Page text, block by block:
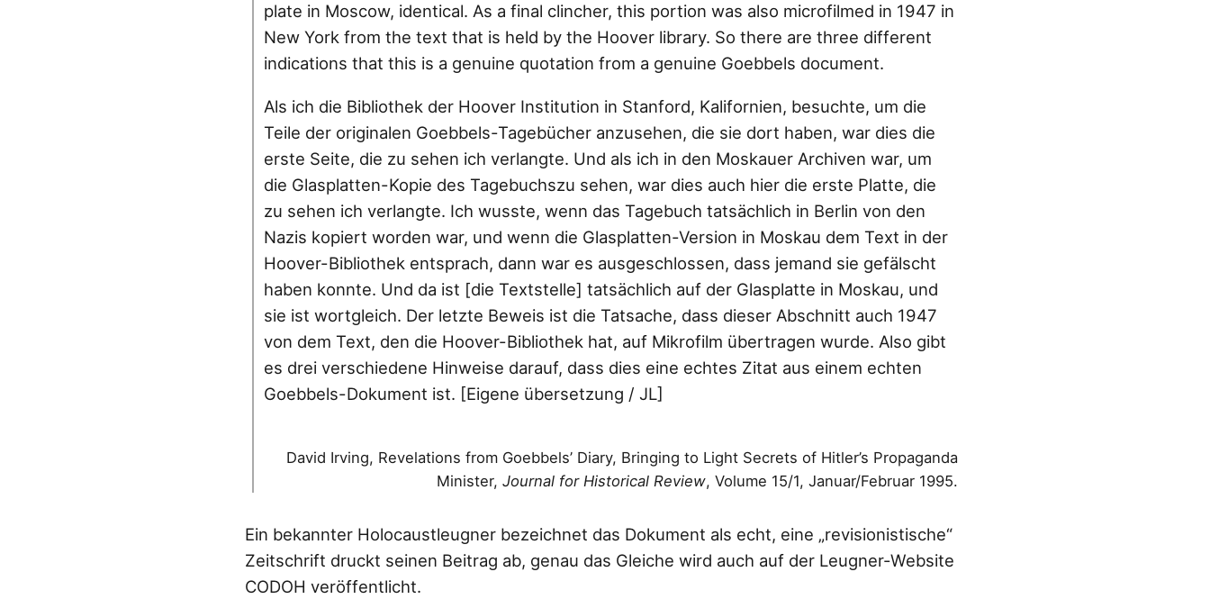
plate in Moscow, identical. As a final clincher, this portion was also microfilmed in 1947 in
New York from the text that is held by the Hoover library. So there are three different
indications that this is a genuine quotation from a genuine Goebbels document.
Als ich die Bibliothek der Hoover Institution in Stanford, Kalifornien, besuchte, um die
Teile der originalen Goebbels-Tagebücher anzusehen, die sie dort haben, war dies die
erste Seite, die zu sehen ich verlangte. Und als ich in den Moskauer Archiven war, um
die Glasplatten-Kopie des Tagebuchszu sehen, war dies auch hier die erste Platte, die
zu sehen ich verlangte. Ich wusste, wenn das Tagebuch tatsächlich in Berlin von den
Nazis kopiert worden war, und wenn die Glasplatten-Version in Moskau dem Text in der
Hoover-Bibliothek entsprach, dann war es ausgeschlossen, dass jemand sie gefälscht
haben konnte. Und da ist [die Textstelle] tatsächlich auf der Glasplatte in Moskau, und
sie ist wortgleich. Der letzte Beweis ist die Tatsache, dass dieser Abschnitt auch 1947
von dem Text, den die Hoover-Bibliothek hat, auf Mikrofilm übertragen wurde. Also gibt
es drei verschiedene Hinweise darauf, dass dies eine echtes Zitat aus einem echten
Goebbels-Dokument ist. [Eigene übersetzung / JL]
David Irving, Revelations from Goebbels’ Diary, Bringing to Light Secrets of Hitler’s Propaganda
Minister, Journal for Historical Review, Volume 15/1, Januar/Februar 1995.
Ein bekannter Holocaustleugner bezeichnet das Dokument als echt, eine „revisionistische“
Zeitschrift druckt seinen Beitrag ab, genau das Gleiche wird auch auf der Leugner-Website
CODOH veröffentlicht.